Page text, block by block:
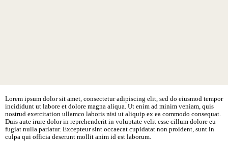
Lorem ipsum dolor sit amet, consectetur adipiscing elit, sed do eiusmod tempor
incididunt ut labore et dolore magna aliqua. Ut enim ad minim veniam, quis
nostrud exercitation ullamco laboris nisi ut aliquip ex ea commodo consequat.
Duis aute irure dolor in reprehenderit in voluptate velit esse cillum dolore eu
fugiat nulla pariatur. Excepteur sint occaecat cupidatat non proident, sunt in
culpa qui officia deserunt mollit anim id est laborum.